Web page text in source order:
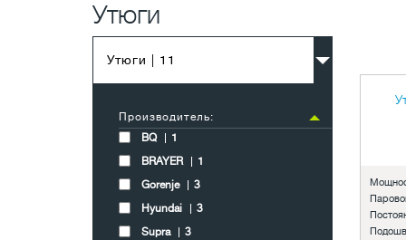
Утюги
Утюги | 11
Производитель:
BQ
1
BRAYER
1
Gorenje
3
Hyundai
3
Supra
3